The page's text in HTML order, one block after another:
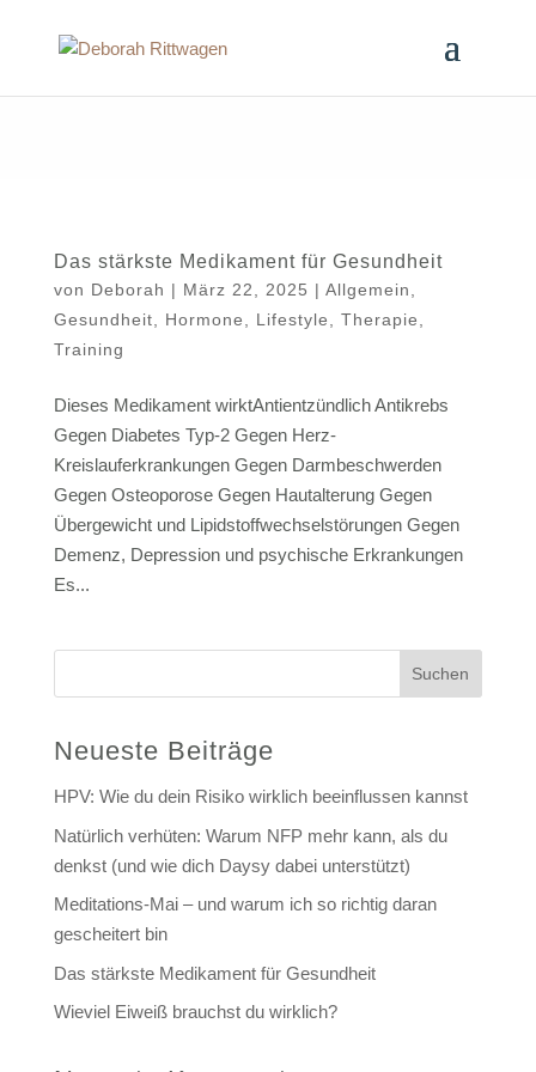
Das stärkste Medikament für Gesundheit
von Deborah | März 22, 2025 | Allgemein
Gesundheit
Hormone Lifestyle Therapie
Training
Dieses Medikament wirktAntientzündlich Antikrebs
Gegen Diabetes Typ-2 Gegen Herz-
Kreislauferkrankungen Gegen Darmbeschwerden
Gegen Osteoporose Gegen Hautalterung Gegen
Übergewicht und Lipidstoffwechselstörungen Gegen
Demenz, Depression und psychische Erkrankungen
Es...
Suchen
Neueste Beiträge
HPV: Wie du dein Risiko wirklich beeinflussen kannst
Natürlich verhüten: Warum NFP mehr kann, als du
denkst (und wie dich Daysy dabei unterstützt)
Meditations-Mai – und warum ich so richtig daran
gescheitert bin
Das stärkste Medikament für Gesundheit
Wieviel Eiweiß brauchst du wirklich?